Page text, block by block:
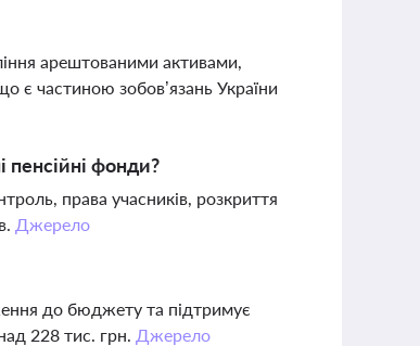
арештованими активами,
є частиною зобов’язань України
пенсійні фонди?
права учасників, розкриття
Джерело
до бюджету та підтримує
228 тис. грн. Джерело